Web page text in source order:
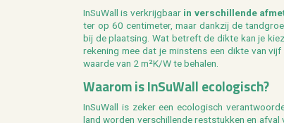
In­SuW­all is ver­krijg­baar in ver­schil­len­de
ter op 60 cen­ti­me­ter, maar dank­zij de
bij de plaat­sing. Wat be­treft de dikte kan je
re­ke­ning mee dat je min­stens een dikte van
waar­de van 2 m²K/W te be­ha­len.
Waar­om is In­SuW­all eco­lo­gisch?
In­SuW­all is zeker een eco­lo­gisch
land wor­den ver­schil­len­de rest­stuk­ken en